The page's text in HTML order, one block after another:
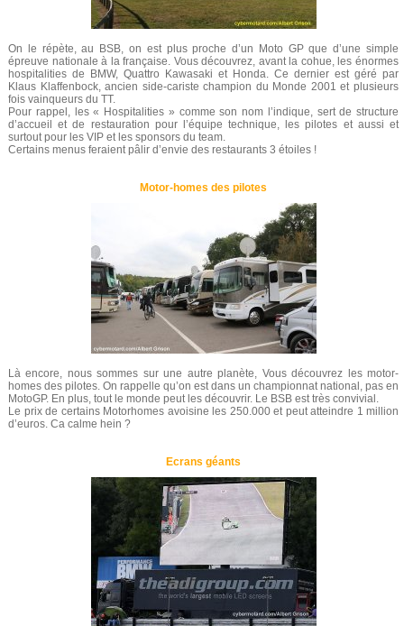
On le répète, au BSB, on est plus proche d’un Moto GP que d’une simple
épreuve nationale à la française. Vous découvrez, avant la cohue, les énormes
hospitalities de BMW, Quattro Kawasaki et Honda. Ce dernier est géré par
Klaus Klaffenbock, ancien side-cariste champion du Monde 2001 et plusieurs
fois vainqueurs du TT.
Pour rappel, les « Hospitalities » comme son nom l’indique, sert de structure
d’accueil et de restauration pour l’équipe technique, les pilotes et aussi et
surtout pour les VIP et les sponsors du team.
Certains menus feraient pâlir d’envie des restaurants 3 étoiles !
Motor-homes des pilotes
Là encore, nous sommes sur une autre planète, Vous découvrez les motor-
homes des pilotes. On rappelle qu’on est dans un championnat national, pas en
MotoGP. En plus, tout le monde peut les découvrir. Le BSB est très convivial.
Le prix de certains Motorhomes avoisine les 250.000 et peut atteindre 1 million
d’euros. Ca calme hein ?
Ecrans géants